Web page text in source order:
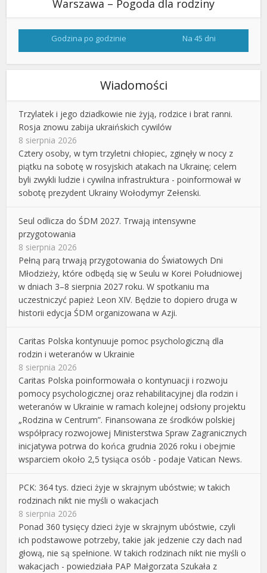
Warszawa – Pogoda dla rodziny
Godzina po godzinie Na 45 dni
Wiadomości
Trzylatek i jego dziadkowie nie żyją, rodzice i brat ranni.
Rosja znowu zabija ukraińskich cywilów
8 sierpnia 2026
Cztery osoby, w tym trzyletni chłopiec, zginęły w nocy z
piątku na sobotę w rosyjskich atakach na Ukrainę; celem
byli zwykli ludzie i cywilna infrastruktura - poinformował w
sobotę prezydent Ukrainy Wołodymyr Zełenski.
Seul odlicza do ŚDM 2027. Trwają intensywne
przygotowania
8 sierpnia 2026
Pełną parą trwają przygotowania do Światowych Dni
Młodzieży, które odbędą się w Seulu w Korei Południowej
w dniach 3–8 sierpnia 2027 roku. W spotkaniu ma
uczestniczyć papież Leon XIV. Będzie to dopiero druga w
historii edycja ŚDM organizowana w Azji.
Caritas Polska kontynuuje pomoc psychologiczną dla
rodzin i weteranów w Ukrainie
8 sierpnia 2026
Caritas Polska poinformowała o kontynuacji i rozwoju
pomocy psychologicznej oraz rehabilitacyjnej dla rodzin i
weteranów w Ukrainie w ramach kolejnej odsłony projektu
„Rodzina w Centrum”. Finansowana ze środków polskiej
współpracy rozwojowej Ministerstwa Spraw Zagranicznych
inicjatywa potrwa do końca grudnia 2026 roku i obejmie
wsparciem około 2,5 tysiąca osób - podaje Vatican News.
PCK: 364 tys. dzieci żyje w skrajnym ubóstwie; w takich
rodzinach nikt nie myśli o wakacjach
8 sierpnia 2026
Ponad 360 tysięcy dzieci żyje w skrajnym ubóstwie, czyli
ich podstawowe potrzeby, takie jak jedzenie czy dach nad
głową, nie są spełnione. W takich rodzinach nikt nie myśli o
wakacjach - powiedziała PAP Małgorzata Szukała z